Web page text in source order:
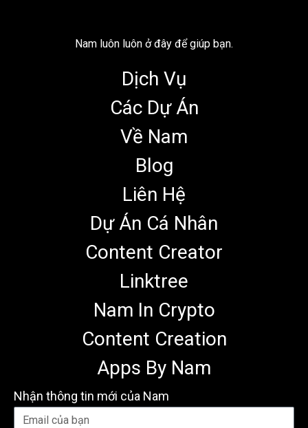
Nam luôn luôn ở đây để giúp bạn.
Dịch Vụ
Các Dự Án
Về Nam
Blog
Liên Hệ
Dự Án Cá Nhân
Content Creator
Linktree
Nam In Crypto
Content Creation
Apps By Nam
Nhận thông tin mới của Nam